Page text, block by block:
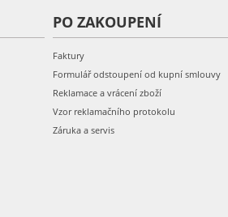
PO ZAKOUPENÍ
Faktury
Formulář odstoupení od kupní smlouvy
Reklamace a vrácení zboží
Vzor reklamačního protokolu
Záruka a servis